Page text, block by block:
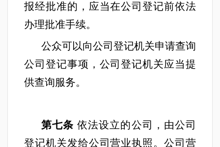
报经批准的，应当在公司登记前依法
办理批准手续。
公众可以向公司登记机关申请查询
公司登记事项，公司登记机关应当提
供查询服务。
第七条 依法设立的公司，由公司
登记机关发给公司营业执照。公司营